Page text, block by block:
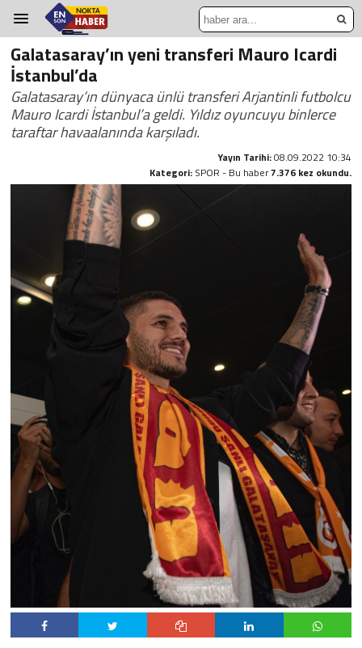
Galatasaray’ın yeni transferi Mauro Icardi
İstanbul’da
Galatasaray’ın dünyaca ünlü transferi Arjantinli futbolcu
Mauro Icardi İstanbul’a geldi. Yıldız oyuncuyu binlerce
taraftar havaalanında karşıladı.
Yayın Tarihi:08.09.2022 10:34
Kategori: SPOR - Bu haber7.376 kez okundu.